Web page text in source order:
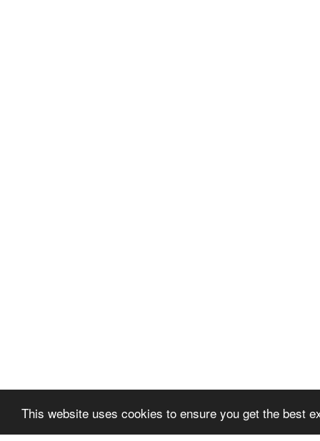
This website uses cookies to ensure you get the best